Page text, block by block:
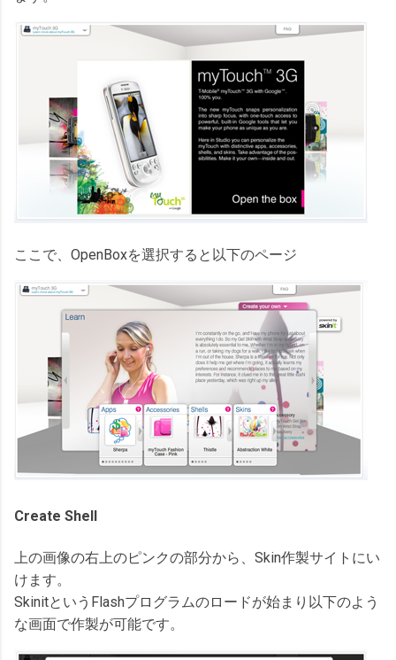
ここで、OpenBoxを選択すると以下のページ
Create Shell
上の画像の右上のピンクの部分から、Skin作製サイトにい
けます。
SkinitというFlashプログラムのロードが始まり以下のよう
な画面で作製が可能です。